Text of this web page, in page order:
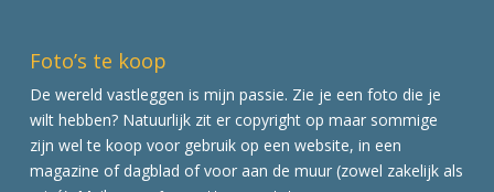
Foto’s te koop
De wereld vastleggen is mijn passie. Zie je een foto die je
wilt hebben? Natuurlijk zit er copyright op maar sommige
zijn wel te koop voor gebruik op een website, in een
magazine of dagblad of voor aan de muur (zowel zakelijk als